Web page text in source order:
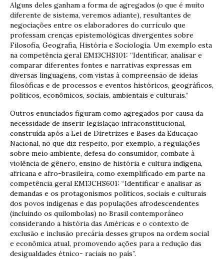
Alguns deles ganham a forma de agregados (o que é muito
diferente de sistema, veremos adiante), resultantes de
negociações entre os elaboradores do currículo que
professam crenças epistemológicas divergentes sobre
Filosofia, Geografia, História e Sociologia. Um exemplo esta
na competência geral EM13CHS101: “Identificar, analisar e
comparar diferentes fontes e narrativas expressas em
diversas linguagens, com vistas à compreensão de ideias
filosóficas e de processos e eventos históricos, geográficos,
políticos, econômicos, sociais, ambientais e culturais.”
Outros enunciados figuram como agregados por causa da
necessidade de inserir legislação infraconstitucional,
construída após a Lei de Diretrizes e Bases da Educação
Nacional, no que diz respeito, por exemplo, a regulações
sobre meio ambiente, defesa do consumidor, combate à
violência de gênero, ensino de história e cultura indígena,
africana e afro-brasileira, como exemplificado em parte na
competência geral EM13CHS601: “Identificar e analisar as
demandas e os protagonismos políticos, sociais e culturais
dos povos indígenas e das populações afrodescendentes
(incluindo os quilombolas) no Brasil contemporâneo
considerando a história das Américas e o contexto de
exclusão e inclusão precária desses grupos na ordem social
e econômica atual, promovendo ações para a redução das
desigualdades étnico- raciais no país”.